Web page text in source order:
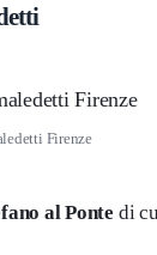
Firenze
al Ponte di